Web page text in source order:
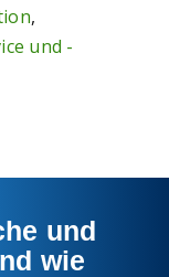
,
und -
und
wie